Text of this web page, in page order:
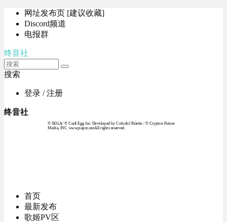
网址发布页 [建议收藏]
Discord频道
电报群
终音社
搜索
登录 / 注册
终音社
© SEGA / © Craft Egg Inc. Developed by Colorful Palette / © Crypton Future
Media, INC. www.piapro.netAll rights reserved.
首页
最新发布
歌姬PV区